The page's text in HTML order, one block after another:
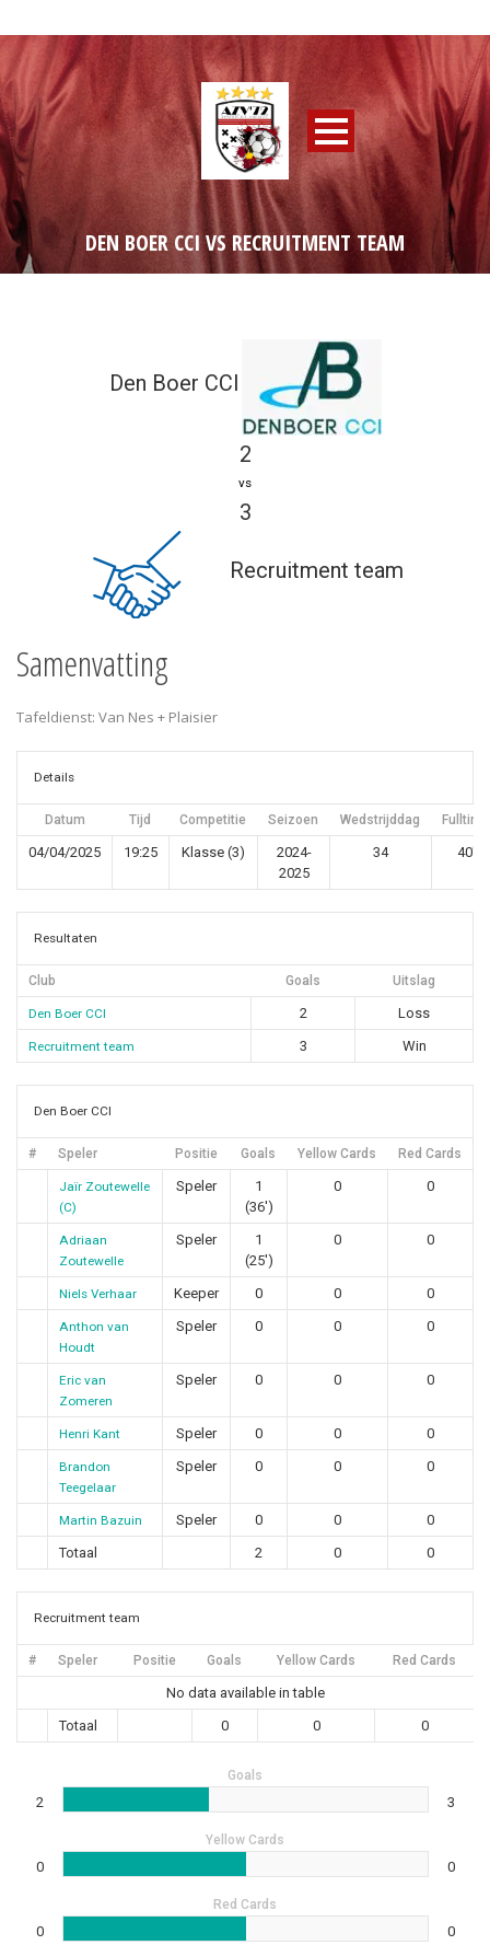
DEN BOER CCI VS RECRUITMENT TEAM
Den Boer CCI
2
vs
3
Recruitment team
Samenvatting
Tafeldienst: Van Nes + Plaisier
Details
Datum Tijd Competitie Seizoen Wedstrijddag Fulltime
04/04/2025 19:25 Klasse (3)
2024-
2025
34 40'
Resultaten
Club Goals Uitslag
Den Boer CCI 2 Loss
Recruitment team 3 Win
Den Boer CCI
# Speler Positie Goals Yellow Cards Red Cards
Jaïr Zoutewelle
(C)
Speler
1
(36')
0 0
Adriaan
Zoutewelle
Speler
1
(25')
0 0
Niels Verhaar Keeper 0 0 0
Anthon van
Houdt
Speler 0 0 0
Eric van
Zomeren
Speler 0 0 0
Henri Kant Speler 0 0 0
Brandon
Teegelaar
Speler 0 0 0
Martin Bazuin Speler 0 0
0
Totaal
2 0 0
Recruitment team
# Speler Positie Goals Yellow Cards Red Cards
No data available in table
Totaal
0 0 0
Goals
2 3
Yellow Cards
0 0
Red Cards
0 0